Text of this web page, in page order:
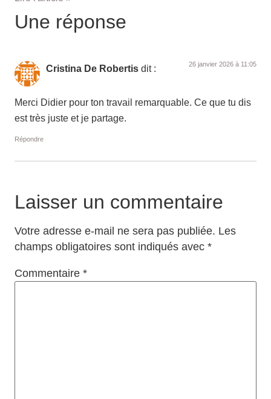
Une réponse
Cristina De Robertis dit : 26 janvier 2026 à 11:05
Merci Didier pour ton travail remarquable. Ce que tu dis
est très juste et je partage.
Répondre
Laisser un commentaire
Votre adresse e-mail ne sera pas publiée. Les
champs obligatoires sont indiqués avec *
Commentaire *